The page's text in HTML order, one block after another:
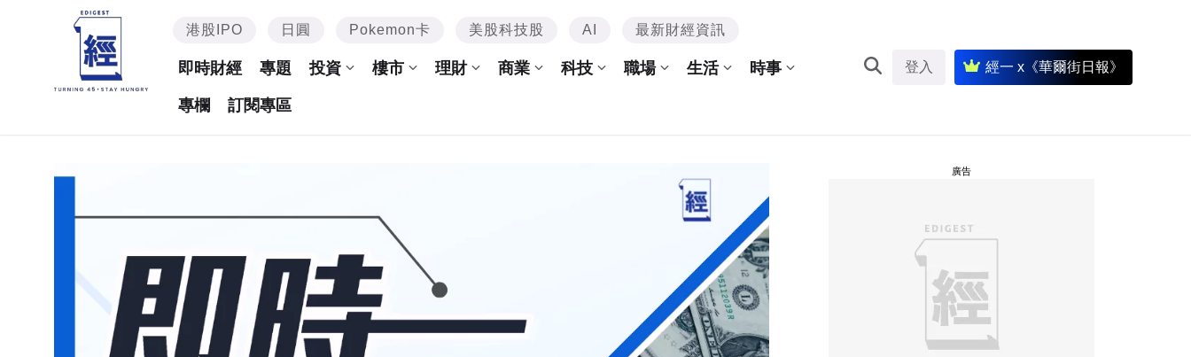
港股IPO 日圓 Pokemon卡 美股科技股 AI 最新財經資訊
即時財經 專題 投資 樓市 理財 商業 科技 職場 生活 時事
專欄 訂閱專區
登入 經一 x《華爾街日報》
廣告